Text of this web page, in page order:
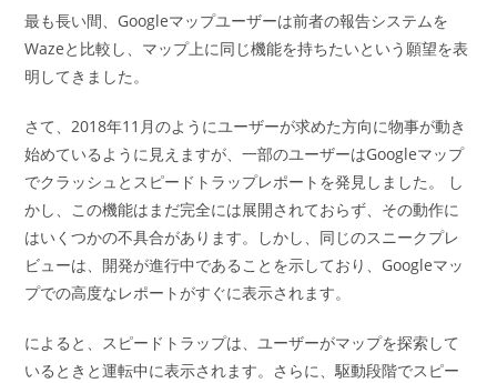
テ
ゴ
リ
ー:
最も長い間、Googleマップユーザーは前者の報告システムを
Wazeと比較し、マップ上に同じ機能を持ちたいという願望を表
明してきました。
さて、2018年11月のようにユーザーが求めた方向に物事が動き
始めているように見えますが、一部のユーザーはGoogleマップ
でクラッシュとスピードトラップレポートを発見しました。 し
かし、この機能はまだ完全には展開されておらず、その動作に
はいくつかの不具合があります。しかし、同じのスニークプレ
ビューは、開発が進行中であることを示しており、Googleマッ
プでの高度なレポートがすぐに表示されます。
によると、スピードトラップは、ユーザーがマップを探索して
いるときと運転中に表示されます。さらに、駆動段階でスピー